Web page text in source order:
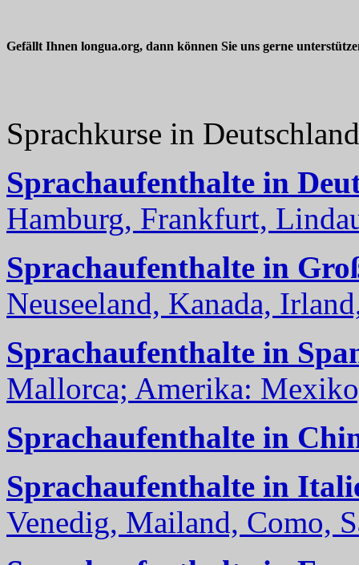
Gefällt Ihnen longua.org, dann können Sie uns gerne
Sprachkurse in
Sprachaufenthalte in
Hamburg, Frankfurt,
Sprachaufenthalte in
Neuseeland, Kanada,
Sprachaufenthalte in
Mallorca; Amerika:
Sprachaufenthalte in
Sprachaufenthalte in
Venedig, Mailand, Como,